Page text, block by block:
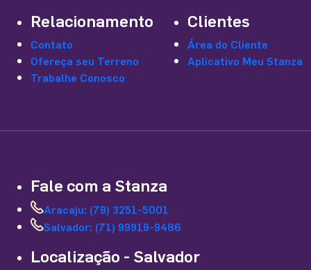
Relacionamento
Contato
Ofereça seu Terreno
Trabalhe Conosco
Clientes
Área do Cliente
Aplicativo Meu Stanza
Fale com a Stanza
Aracaju: (79) 3251-5001
Salvador: (71) 99919-9486
Localização - Salvador